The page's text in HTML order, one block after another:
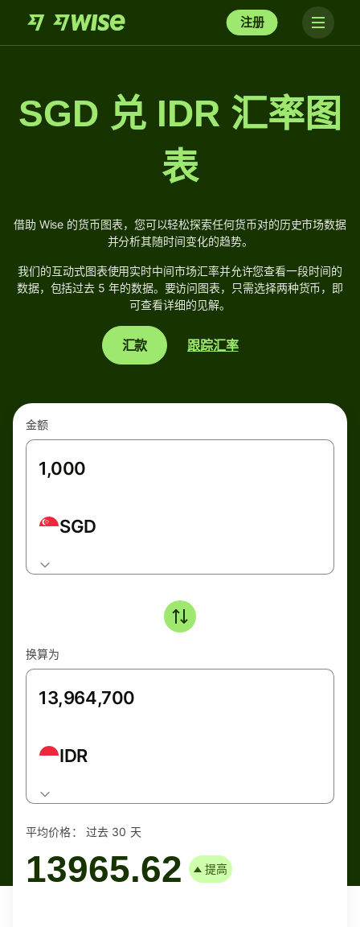
注册
SGD 兑 IDR 汇率图
表
借助 Wise 的货币图表，您可以轻松探索任何货币对的历史市场数据
并分析其随时间变化的趋势。
我们的互动式图表使用实时中间市场汇率并允许您查看一段时间的
数据，包括过去 5 年的数据。要访问图表，只需选择两种货币，即
可查看详细的见解。
汇款 跟踪汇率
金额
SGD
换算为
IDR
平均价格： 过去 30 天
13965.62 提高